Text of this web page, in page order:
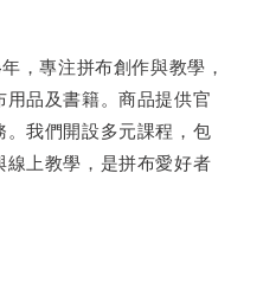
，專注拼布創作與教學，
品及書籍。商品提供官
我們開設多元課程，包
上教學，是拼布愛好者